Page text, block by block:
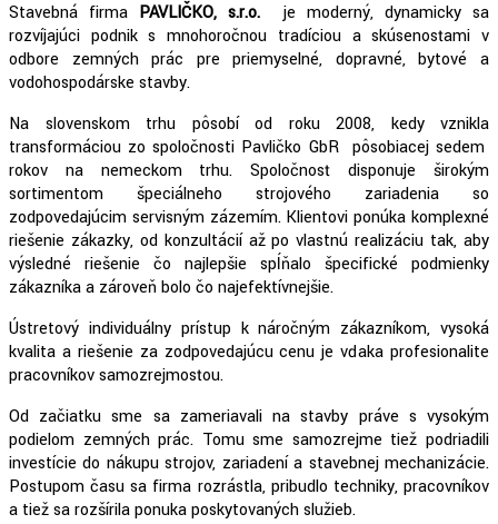
Stavebná firma PAVLIČKO, s.r.o. je moderný, dynamicky sa
rozvíjajúci podnik s mnohoročnou tradíciou a skúsenosťami v
odbore zemných prác pre priemyselné, dopravné, bytové a
vodohospodárske stavby.
Na slovenskom trhu pôsobí od roku 2008, kedy vznikla
transformáciou zo spoločnosti Pavličko GbR pôsobiacej sedem
rokov na nemeckom trhu. Spoločnosť disponuje širokým
sortimentom špeciálneho strojového zariadenia so
zodpovedajúcim servisným zázemím. Klientovi ponúka komplexné
riešenie zákazky, od konzultácií až po vlastnú realizáciu tak, aby
výsledné riešenie čo najlepšie spĺňalo špecifické podmienky
zákazníka a zároveň bolo čo najefektívnejšie.
Ústretový individuálny prístup k náročným zákazníkom, vysoká
kvalita a riešenie za zodpovedajúcu cenu je vďaka profesionalite
pracovníkov samozrejmosťou.
Od začiatku sme sa zameriavali na stavby práve s vysokým
podielom zemných prác. Tomu sme samozrejme tiež podriadili
investície do nákupu strojov, zariadení a stavebnej mechanizácie.
Postupom času sa firma rozrástla, pribudlo techniky, pracovníkov
a tiež sa rozšírila ponuka poskytovaných služieb.